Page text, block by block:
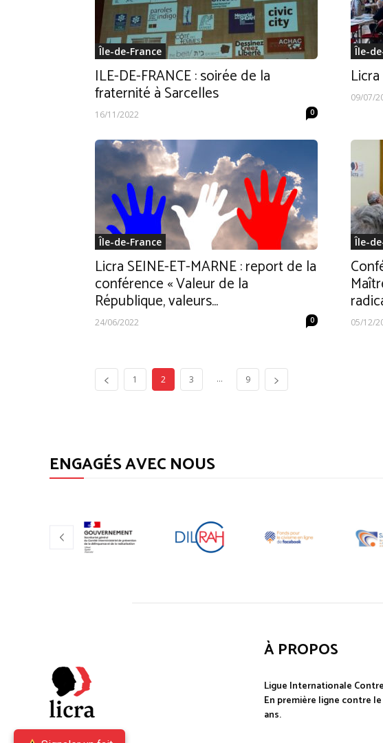
Île-de-France
ILE-DE-FRANCE : soirée de la
fraternité à Sarcelles
16/11/2022 0
Île-
09/07/
Île-de-France
Licra SEINE-ET-MARNE : report de la
conférence « Valeur de la
République, valeurs...
24/06/2022 0
Île-
05/12/
1 2 3 ... 9
ENGAGÉS AVEC NOUS
À PROPOS
Ligue Internationale
En première ligne contre
ans.